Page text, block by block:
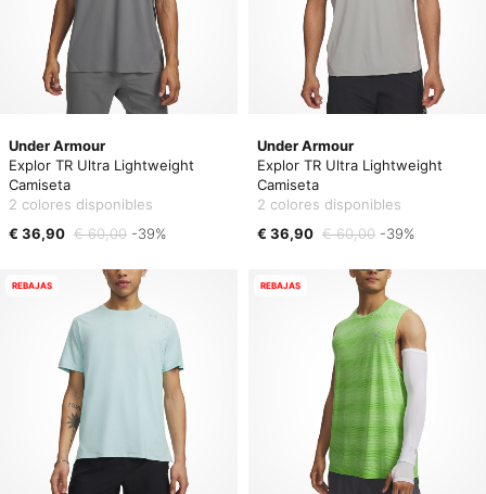
Under Armour
Explor TR Ultra Lightweight
Camiseta
2 colores disponibles
€ 36,90 € 60,00 -39%
Under Armour
Explor TR Ultra Lightweight
Camiseta
2 colores disponibles
€ 36,90 € 60,00 -39%
REBAJAS REBAJAS